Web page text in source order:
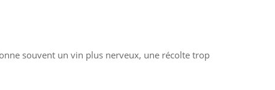
souvent un vin plus nerveux, une récolte trop